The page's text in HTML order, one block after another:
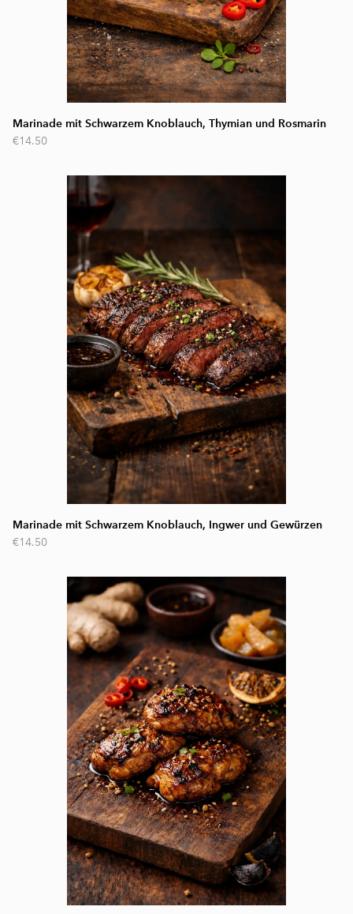
Marinade mit Schwarzem Knoblauch, Thymian und Rosmarin
€14.50
Marinade mit Schwarzem Knoblauch, Ingwer und Gewürzen
€14.50